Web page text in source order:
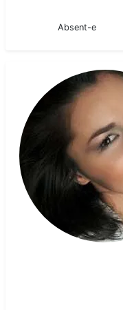
Absent-e